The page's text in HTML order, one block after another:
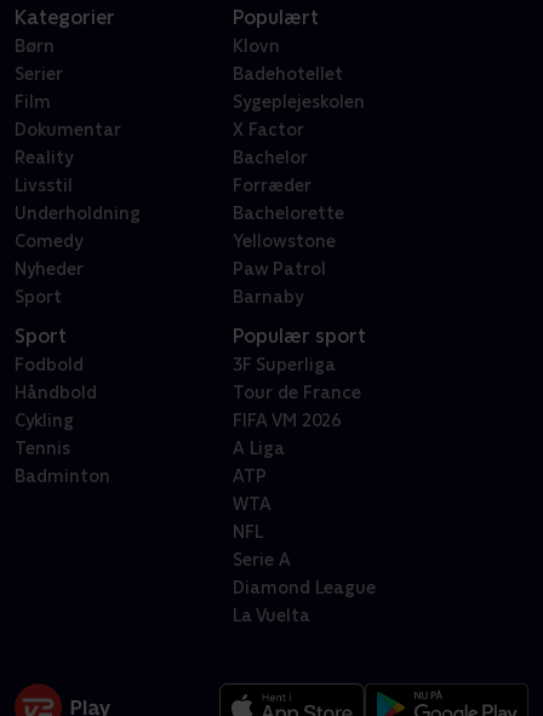
Kategorier
Børn
Serier
Film
Dokumentar
Reality
Livsstil
Underholdning
Comedy
Nyheder
Sport
Populært
Klovn
Badehotellet
Sygeplejeskolen
X Factor
Bachelor
Forræder
Bachelorette
Yellowstone
Paw Patrol
Barnaby
Sport
Fodbold
Håndbold
Cykling
Tennis
Badminton
Populær sport
3F Superliga
Tour de France
FIFA VM 2026
A Liga
ATP
WTA
NFL
Serie A
Diamond League
La Vuelta